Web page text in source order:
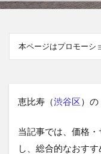
本ページはプロモーシ
恵比寿（渋谷区）
当記事では、価格
し、総合的なおす